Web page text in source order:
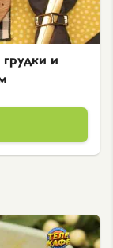
и